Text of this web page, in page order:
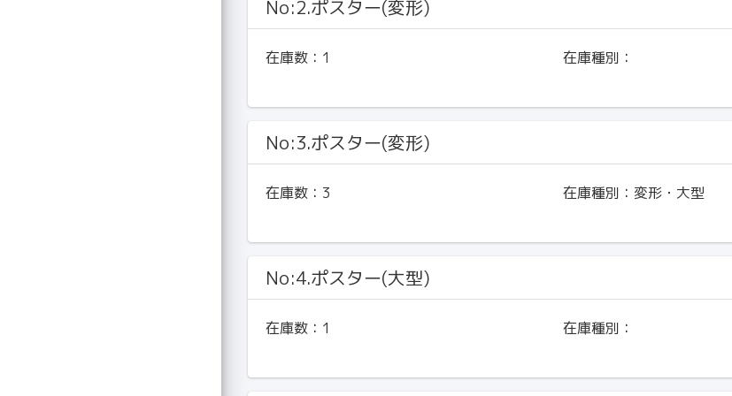
No:2.ポスター(変形)
在庫数： 1 在庫種別：
No:3.ポスター(変形)
在庫数： 3 在庫種別： 変形・大型
No:4.ポスター(大型)
在庫数： 1 在庫種別：